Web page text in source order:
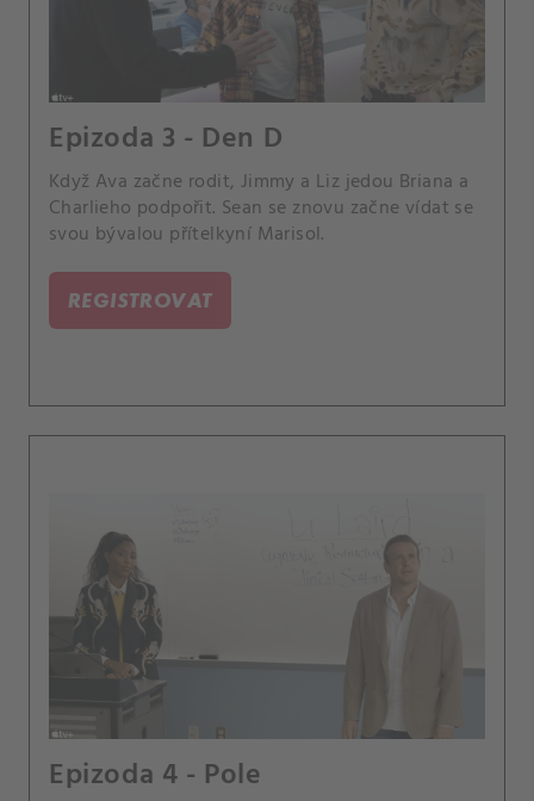
Epizoda 3 - Den D
Když Ava začne rodit, Jimmy a Liz jedou Briana a
Charlieho podpořit. Sean se znovu začne vídat se
svou bývalou přítelkyní Marisol.
REGISTROVAT
Epizoda 4 - Pole